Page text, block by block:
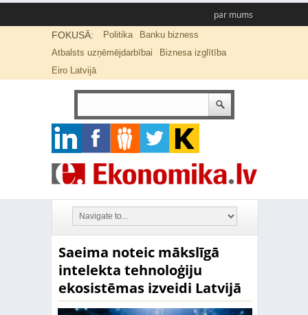
par mums
FOKUSĀ: Politika
Banku bizness
Atbalsts uzņēmējdarbībai
Biznesa izglītība
Eiro Latvijā
Saeima noteic mākslīgā
intelekta tehnoloģiju
ekosistēmas izveidi Latvijā